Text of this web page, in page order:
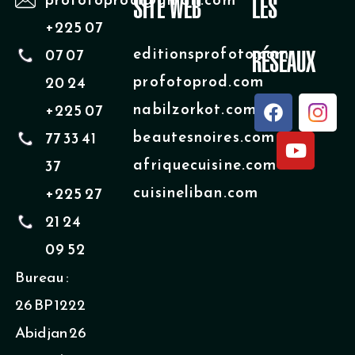
Villes de l’intérieur
+225 07
07 07
20 24
+225 07
77 33 41
37
+225 27
21 24
09 52
Bureau :
26 BP 1222
Abidjan 26
SITE WEB
editionsprofoto.com
profotoprod.com
nabilzorkot.com
beautesnoires.com
afriquecuisine.com
cuisineliban.com
LES
RÉSEAUX
F
a
c
e
Y
u
t